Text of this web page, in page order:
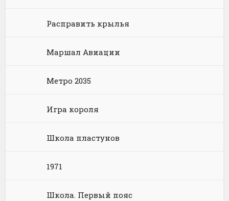
Языкознание
Социальная фантастика
Юмористическая фантастика
Ужасы и Мистика
Фэнтези про драконов
Расправить крылья
Маршал Авиации
Метро 2035
Игра короля
Школа пластунов
1971
Школа. Первый пояс